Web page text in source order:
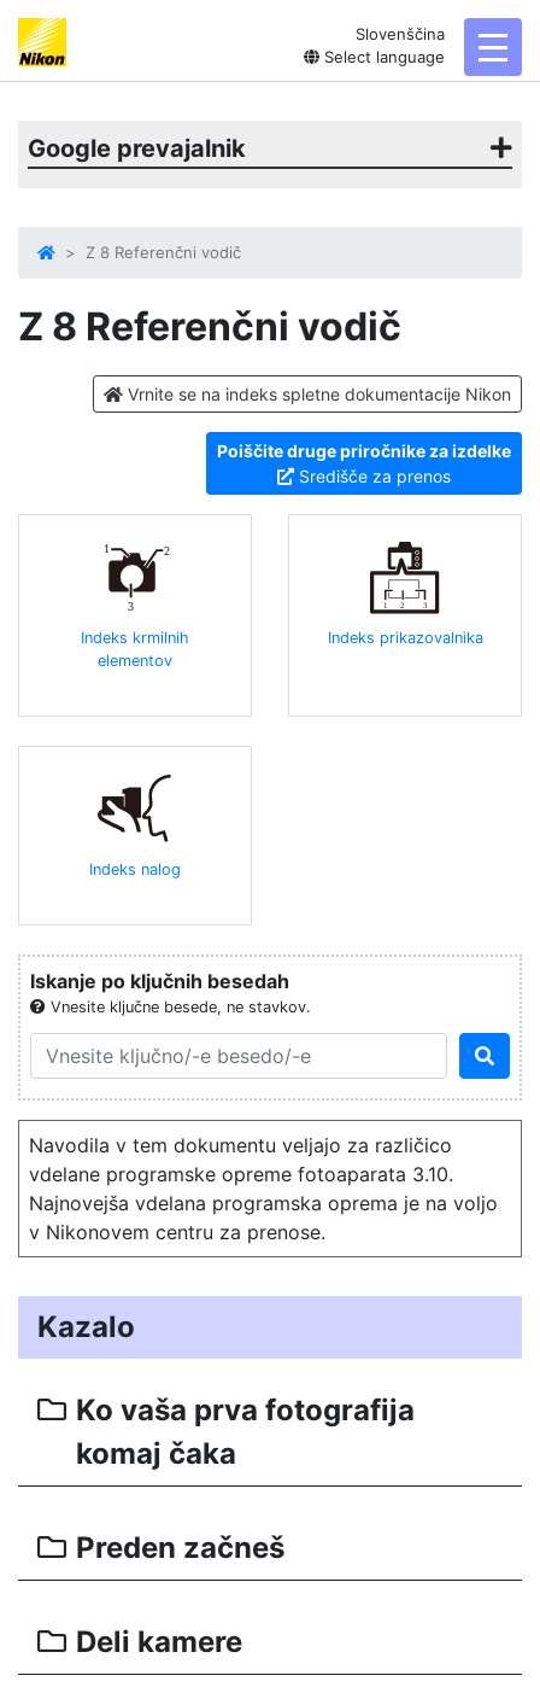
Slovenščina
Select language
Google prevajalnik
Z 8 Referenčni vodič
Z 8 Referenčni vodič
Vrnite se na indeks spletne dokumentacije Nikon
Poiščite druge priročnike za izdelke
Središče za prenos
Indeks krmilnih
elementov
Indeks prikazovalnika
Indeks nalog
Iskanje po ključnih besedah
Vnesite ključne besede, ne stavkov.
Navodila v tem dokumentu veljajo za različico
vdelane programske opreme fotoaparata 3.10.
Najnovejša vdelana programska oprema je na voljo
v Nikonovem centru za prenose.
Kazalo
Ko vaša prva fotografija
komaj čaka
Preden začneš
Deli kamere